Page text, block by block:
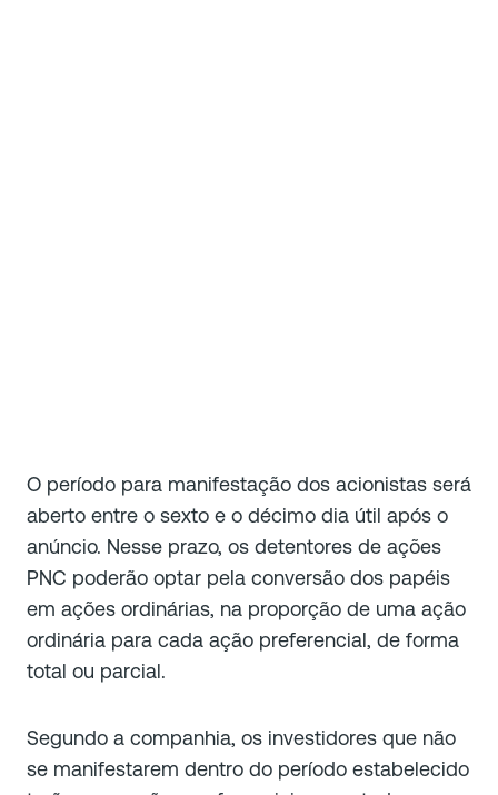
O período para manifestação dos acionistas será
aberto entre o sexto e o décimo dia útil após o
anúncio. Nesse prazo, os detentores de ações
PNC poderão optar pela conversão dos papéis
em ações ordinárias, na proporção de uma ação
ordinária para cada ação preferencial, de forma
total ou parcial.
Segundo a companhia, os investidores que não
se manifestarem dentro do período estabelecido